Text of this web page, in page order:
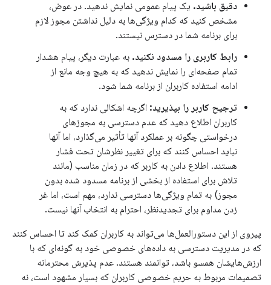
دقیق باشید. یک پیام عمومی نمایش ندهید. در عوض،
مشخص کنید که کدام ویژگی‌ها به دلیل نداشتن مجوز لازم
برای برنامه شما در دسترس نیستند.
رابط کاربری را مسدود نکنید. به عبارت دیگر، پیام هشدار
تمام صفحه‌ای را نمایش ندهید که به هیچ وجه مانع از
ادامه استفاده کاربران از برنامه شما شود.
ترجیح کاربر را بپذیرید: اگرچه اشکالی ندارد که به
کاربران اطلاع دهید که عدم دسترسی به مجوزهای
درخواستی چگونه بر عملکرد آنها تأثیر می‌گذارد، اما آنها
نباید احساس کنند که برای تغییر نظرشان تحت فشار
هستند. اطلاع دادن به کاربر که در زمان مناسب (مانند
تلاش برای استفاده از بخشی از برنامه مسدود شده بدون
مجوز) به تمام ویژگی‌ها دسترسی ندارد، مهم است، اما غر
زدن مداوم برای تجدیدنظر، احترام به انتخاب آنها نیست.
پیروی از این دستورالعمل‌ها می‌تواند به کاربران کمک کند تا احساس کنند
که در مدیریت دسترسی به داده‌های خصوصی خود به گونه‌ای که با
ارزش‌هایشان همسو باشد، توانمند هستند. عدم پذیرش محترمانه
تصمیمات مربوط به حریم خصوصی کاربران که بسیار مشهود است، نه